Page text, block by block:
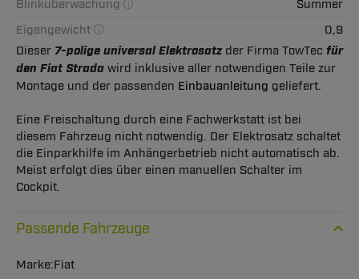
Blinküberwachung
Summer
Eigengewicht
0,9
Dieser 7-polige universal Elektrosatz der Firma TowTec für
den Fiat Strada wird inklusive aller notwendigen Teile zur
Montage und der passenden Einbauanleitung geliefert.
Eine Freischaltung durch eine Fachwerkstatt ist bei
diesem Fahrzeug nicht notwendig. Der Elektrosatz schaltet
die Einparkhilfe im Anhängerbetrieb nicht automatisch ab.
Meist erfolgt dies über einen manuellen Schalter im
Cockpit.
Passende Fahrzeuge
Fiat